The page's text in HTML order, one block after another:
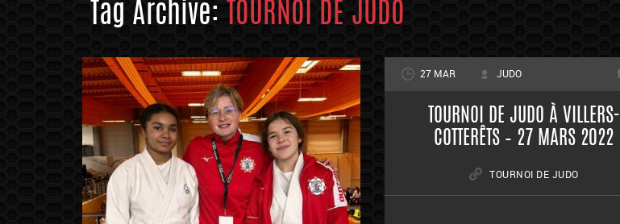
Tag Archive: TOURNOI DE JUDO
27 MAR JUDO
TOURNOI DE JUDO À VILLERS-
COTTERÊTS – 27 MARS 2022
TOURNOI DE JUDO